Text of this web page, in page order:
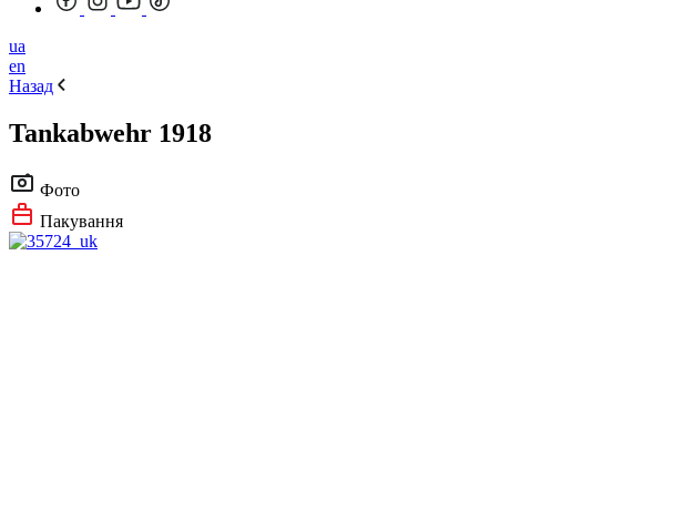
ua
en
Назад
Tankabwehr 1918
Фото
Пакування